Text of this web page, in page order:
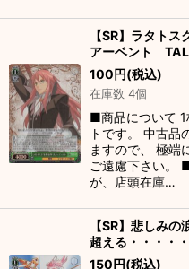
【SR】ラタト
アーベント
100円(税込)
在庫数 4個
■商品について 1
トです。 中古品
ますので、 極端
ご遠慮下さい。
が、店頭在庫…
【SR】悲しみ
超える・・・
150円(税込)